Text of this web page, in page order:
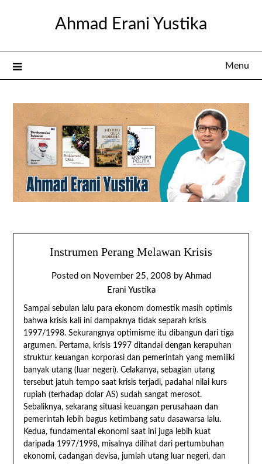
Ahmad Erani Yustika
Menu
Instrumen Perang Melawan Krisis
Posted on November 25, 2008 by Ahmad
Erani Yustika
Sampai sebulan lalu para ekonom domestik masih optimis
bahwa krisis kali ini dampaknya tidak separah krisis
1997/1998. Sekurangnya optimisme itu dibangun dari tiga
argumen. Pertama, krisis 1997 ditandai dengan kerapuhan
struktur keuangan korporasi dan pemerintah yang memiliki
banyak utang (luar negeri). Celakanya, sebagian utang
tersebut jatuh tempo saat krisis terjadi, padahal nilai kurs
rupiah (terhadap dolar AS) sudah sangat merosot.
Sebaliknya, sekarang situasi keuangan perusahaan dan
pemerintah lebih bagus ketimbang satu dasawarsa lalu.
Kedua, fundamental ekonomi saat ini juga lebih kuat
daripada 1997/1998, misalnya dilihat dari pertumbuhan
ekonomi, cadangan devisa, jumlah utang luar negeri, dan